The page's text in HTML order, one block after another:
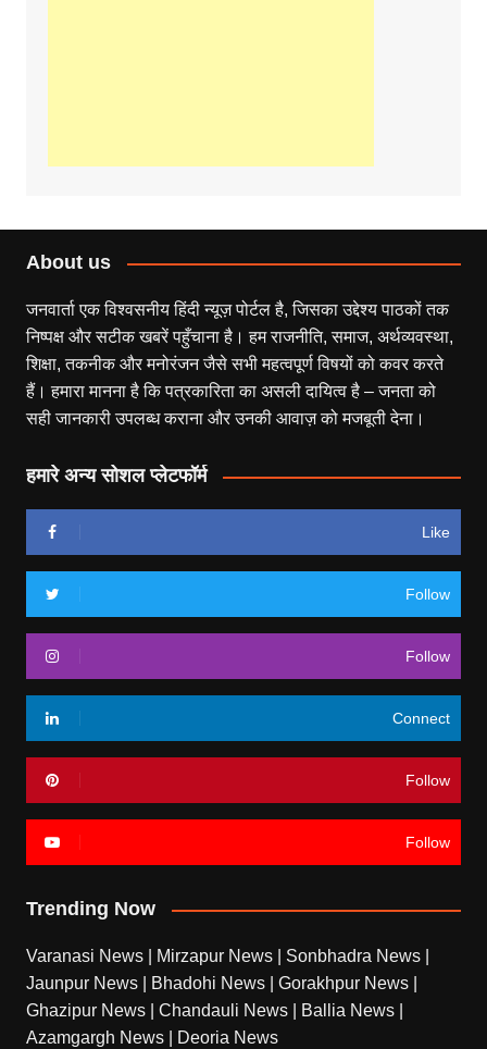
About us
जनवार्ता एक विश्वसनीय हिंदी न्यूज़ पोर्टल है, जिसका उद्देश्य पाठकों तक
निष्पक्ष और सटीक खबरें पहुँचाना है। हम राजनीति, समाज, अर्थव्यवस्था,
शिक्षा, तकनीक और मनोरंजन जैसे सभी महत्वपूर्ण विषयों को कवर करते
हैं। हमारा मानना है कि पत्रकारिता का असली दायित्व है – जनता को
सही जानकारी उपलब्ध कराना और उनकी आवाज़ को मजबूती देना।
हमारे अन्य सोशल प्लेटफॉर्म
Like
Follow
Follow
Connect
Follow
Follow
Trending Now
Varanasi News Mirzapur News Sonbhadra News
Jaunpur News
Bhadohi News Gorakhpur News
Ghazipur News
Chandauli News Ballia News
Azamgargh News
Deoria News